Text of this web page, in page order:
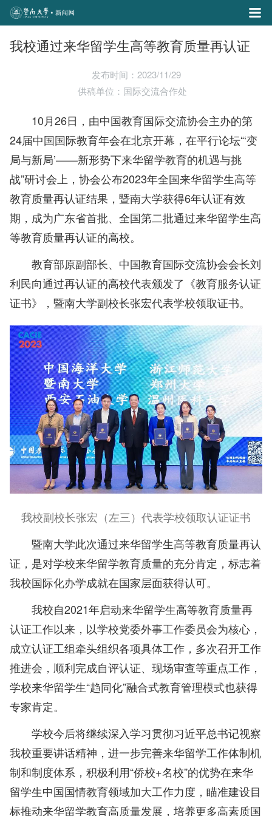
我校通过来华留学生高等教育质量再认证
发布时间：2023/11/29
供稿单位：国际交流合作处
10月26日，由中国教育国际交流协会主办的第
24届中国国际教育年会在北京开幕，在平行论坛“‘变
局与新局’——新形势下来华留学教育的机遇与挑
战”研讨会上，协会公布2023年全国来华留学生高等
教育质量再认证结果，暨南大学获得6年认证有效
期，成为广东省首批、全国第二批通过来华留学生高
等教育质量再认证的高校。
教育部原副部长、中国教育国际交流协会会长刘
利民向通过再认证的高校代表颁发了《教育服务认证
证书》，暨南大学副校长张宏代表学校领取证书。
我校副校长张宏（左三）代表学校领取认证证书
暨南大学此次通过来华留学生高等教育质量再认
证，是对学校来华留学教育质量的充分肯定，标志着
我校国际化办学成就在国家层面获得认可。
我校自2021年启动来华留学生高等教育质量再
认证工作以来，以学校党委外事工作委员会为核心，
成立认证工组牵头组织各项具体工作，多次召开工作
推进会，顺利完成自评认证、现场审查等重点工作，
学校来华留学生“趋同化”融合式教育管理模式也获得
专家肯定。
学校今后将继续深入学习贯彻习近平总书记视察
我校重要讲话精神，进一步完善来华留学工作体制机
制和制度体系，积极利用“侨校+名校”的优势在来华
留学生中国国情教育领域加大工作力度，瞄准建设目
标推动来华留学教育高质量发展，培养更多高素质国